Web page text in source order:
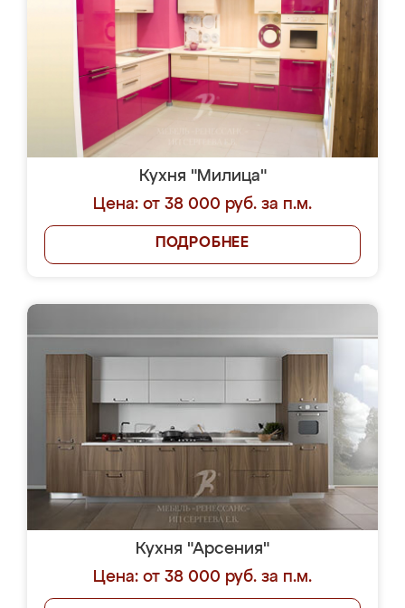
Кухня "Милица"
Цена: от 38 000 руб. за п.м.
ПОДРОБНЕЕ
Кухня "Арсения"
Цена: от 38 000 руб. за п.м.